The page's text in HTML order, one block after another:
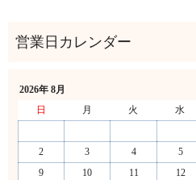
2026年 8月
日
月 火 水
2
3 4 5
9
10 11 12